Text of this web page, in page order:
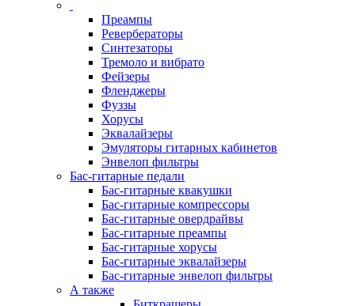
Преампы
Ревербераторы
Синтезаторы
Тремоло и вибрато
Фейзеры
Фленджеры
Фуззы
Хорусы
Эквалайзеры
Эмуляторы гитарных кабинетов
Энвелоп фильтры
Бас-гитарные педали
Бас-гитарные квакушки
Бас-гитарные компрессоры
Бас-гитарные овердрайвы
Бас-гитарные преампы
Бас-гитарные хорусы
Бас-гитарные эквалайзеры
Бас-гитарные энвелоп фильтры
А также